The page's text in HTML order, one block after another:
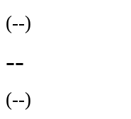
(--)
--
(--)